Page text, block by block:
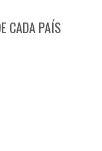
CADA PAÍS